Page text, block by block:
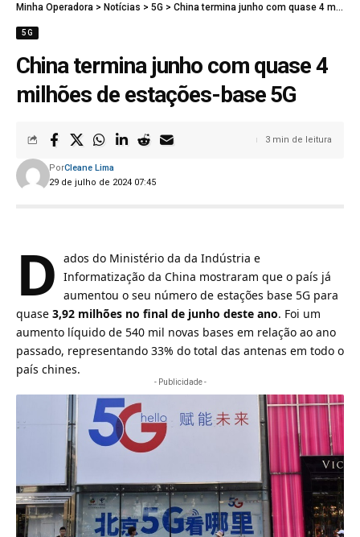
Minha Operadora > Notícias > 5G > China termina junho com quase 4 milhões de estações-base 5G
5G
China termina junho com quase 4
milhões de estações-base 5G
29 de julho de 2024 07:45
PorCleane Lima
3 min de leitura
d ados do Ministério da da Indústria e
Informatização da China mostraram que o país já
aumentou o seu número de estações base 5G para
quase 3,92 milhões no final de junho deste ano. Foi um
aumento líquido de 540 mil novas bases em relação ao ano
passado, representando 33% do total das antenas em todo o
país chines.
- Publicidade -